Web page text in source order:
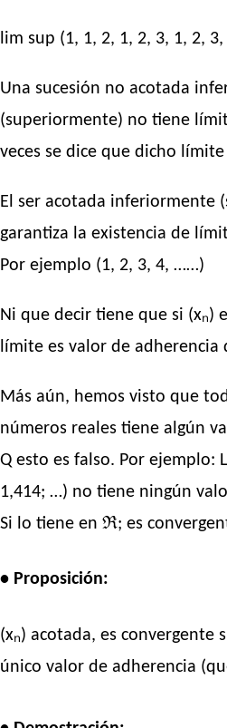
lim sup (1, 1, 2, 1, 2, 3, 1, 2,
Una sucesión no acotada
(superiormente) no tiene
veces se dice que dicho
El ser acotada inferiormente
garantiza la existencia de
Por ejemplo (1, 2, 3, 4, ……)
Ni que decir tiene que si (xₙ)
límite es valor de adherencia
Más aún, hemos visto que
números reales tiene algún
Q esto es falso. Por ejemplo:
1,414; …) no tiene ningún
Si lo tiene en ℜ; es
• Proposición:
(xₙ) acotada, es convergente
único valor de adherencia